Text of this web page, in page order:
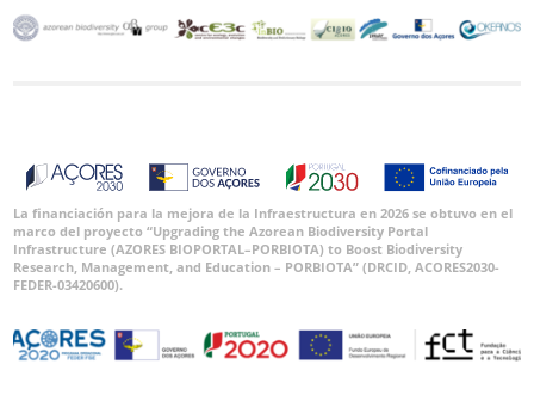
La financiación para la mejora de la Infraestructura en 2026 se obtuvo en el
marco del proyecto “Upgrading the Azorean Biodiversity Portal
Infrastructure (AZORES BIOPORTAL–PORBIOTA) to Boost Biodiversity
Research, Management, and Education – PORBIOTA” (DRCID, ACORES2030-
FEDER-03420600).